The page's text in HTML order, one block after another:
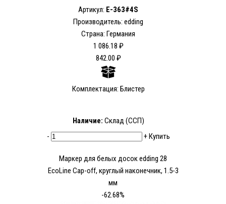
Артикул: E-363#4S
Производитель: edding
Страна: Германия
1 086.18 ₽
842.00 ₽
Комплектация: Блистер
Наличие: Склад (ССП)
-
+Купить
Маркер для белых досок edding 28
EcoLine Cap-off, круглый наконечник, 1.5-3
мм
-62.68%